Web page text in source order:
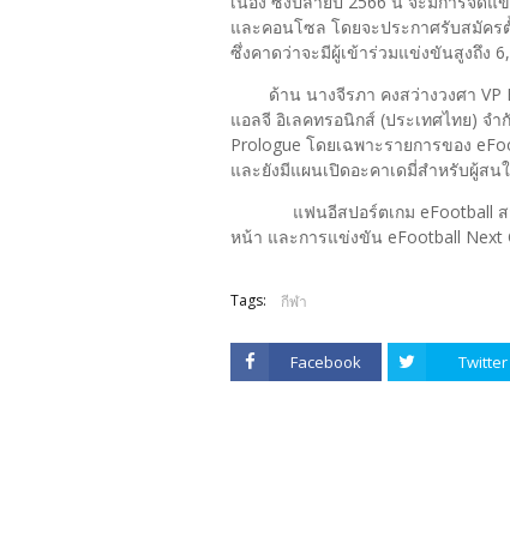
และคอนโซล โดยจะประกาศรับสมัค
ซึ่งคาดว่าจะมีผู้เข้าร่วมแข่งขันสูงถึง
ด้าน นางจีรภา คงสว่างวงศา
แอลจี อิเลคทรอนิกส์ (ประเทศไทย) จ
Prologue โดยเฉพาะรายการของ
และยังมีแผนเปิดอะคาเดมี่สำหรับผู้ส
แฟนอีสปอร์ตเกม eFootball ส
หน้า และการแข่งขัน eFootball Next
Tags: กีฬา
Facebook Twitter